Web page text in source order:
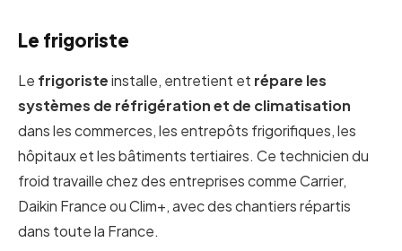
Le frigoriste
Le frigoristeinstalle, entretient et répare les
systèmes de réfrigération et de climatisation
dans les commerces, les entrepôts frigorifiques, les
hôpitaux et les bâtiments tertiaires. Ce technicien du
froid travaille chez des entreprises comme Carrier,
Daikin France ou Clim+, avec des chantiers répartis
dans toute la France.